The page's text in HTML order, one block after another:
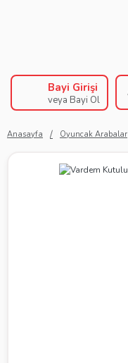
Bayi Girişi
veya Bayi Ol
Anasayfa Oyuncak Arabalar